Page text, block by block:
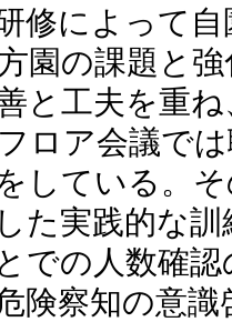
修によって
園の課題と
と工夫を重
ロア会議で
している。
た実践的な
での人数確
険察知の意